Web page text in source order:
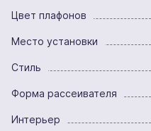
Цвет плафонов
Место установки
Стиль
Форма рассеивателя
Интерьер